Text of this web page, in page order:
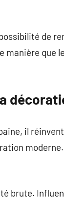
de
manière que
il
brute.